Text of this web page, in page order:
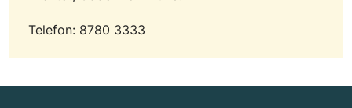
Telefon: 8780 3333